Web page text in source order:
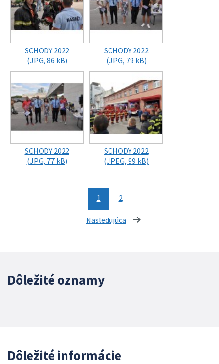
SCHODY 2022
(JPG, 86 kB)
SCHODY 2022
(JPG, 79 kB)
SCHODY 2022
(JPG, 77 kB)
SCHODY 2022
(JPEG, 99 kB)
1 2
Nasledujúca stránka
Dôležité oznamy
Dôležité informácie